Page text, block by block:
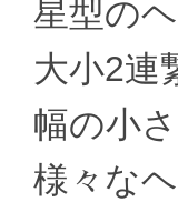
星型の
大小2連
幅の小
様々な